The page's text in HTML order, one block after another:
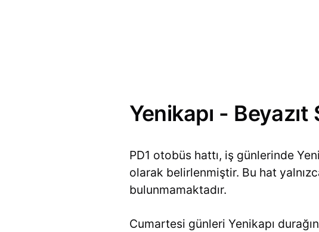
Yenikapı -
PD1 otobüs hattı, iş günlerinde
olarak belirlenmiştir. Bu hat
bulunmamaktadır.
Cumartesi günleri Yenikapı